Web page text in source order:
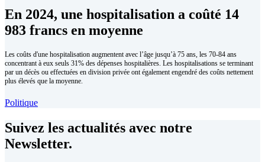
En 2024, une hospitalisation a coûté 14
983 francs en moyenne
Les coûts d'une hospitalisation augmentent avec l’âge jusqu’à 75 ans, les 70-84 ans
concentrant à eux seuls 31% des dépenses hospitalières. Les hospitalisations se terminant
par un décès ou effectuées en division privée ont également engendré des coûts nettement
plus élevés que la moyenne.
Politique
Suivez les actualités avec notre
Newsletter.